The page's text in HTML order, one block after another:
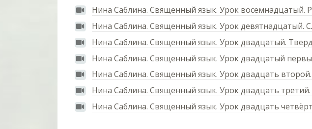
Нина Саблина. Священный язык. Урок восемнадцатый.
Нина Саблина. Священный язык. Урок девятнадцатый.
Нина Саблина. Священный язык. Урок двадцатый.
Нина Саблина. Священный язык. Урок двадцатый
Нина Саблина. Священный язык. Урок двадцать
Нина Саблина. Священный язык. Урок двадцать третий.
Нина Саблина. Священный язык. Урок двадцать